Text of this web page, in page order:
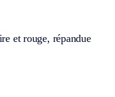
et rouge, répandue